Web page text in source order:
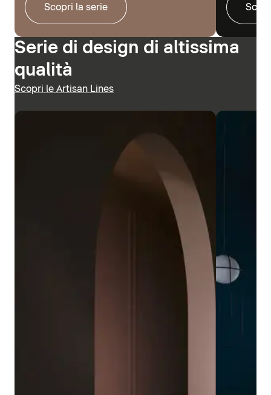
Scopri la serie
Serie di design di altissima
qualità
Scopri le Artisan Lines